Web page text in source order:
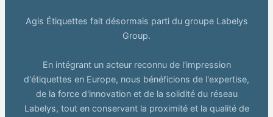
Agis Étiquettes fait désormais parti du groupe Labelys
Group.
En intégrant un acteur reconnu de l'impression
d'étiquettes en Europe, nous bénéficions de l'expertise,
de la force d'innovation et de la solidité du réseau
Labelys, tout en conservant la proximité et la qualité de